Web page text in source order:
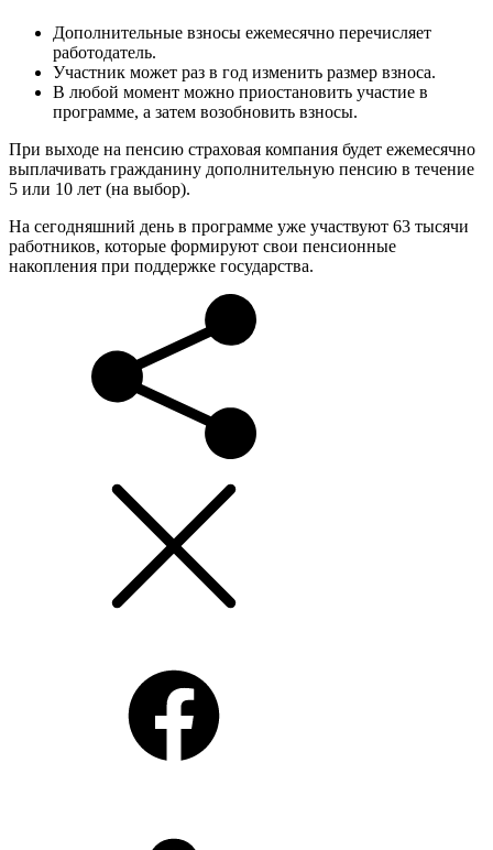
Дополнительные взносы ежемесячно перечисляет
работодатель.
Участник может раз в год изменить размер взноса.
В любой момент можно приостановить участие в
программе, а затем возобновить взносы.
При выходе на пенсию страховая компания будет ежемесячно
выплачивать гражданину дополнительную пенсию в течение
5 или 10 лет (на выбор).
На сегодняшний день в программе уже участвуют 63 тысячи
работников, которые формируют свои пенсионные
накопления при поддержке государства.